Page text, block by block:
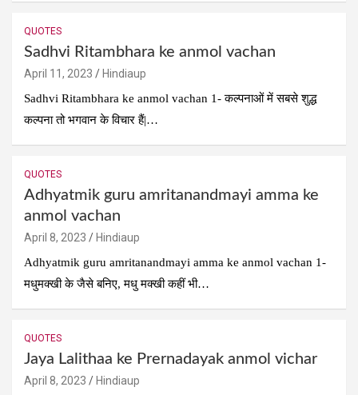
QUOTES
Sadhvi Ritambhara ke anmol vachan
April 11, 2023
Hindiaup
Sadhvi Ritambhara ke anmol vachan 1- कल्पनाओं में सबसे शुद्ध
कल्पना तो भगवान के विचार हैं|…
QUOTES
Adhyatmik guru amritanandmayi amma ke
anmol vachan
April 8, 2023
Hindiaup
Adhyatmik guru amritanandmayi amma ke anmol vachan 1-
मधुमक्खी के जैसे बनिए, मधु मक्खी कहीं भी…
QUOTES
Jaya Lalithaa ke Prernadayak anmol vichar
April 8, 2023
Hindiaup